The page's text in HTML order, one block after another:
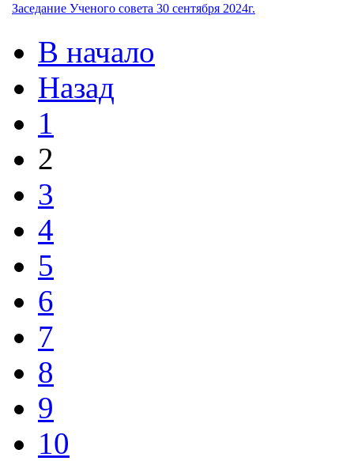
Заседание Ученого совета 30 сентября 2024г.
В начало
Назад
1
2
3
4
5
6
7
8
9
10